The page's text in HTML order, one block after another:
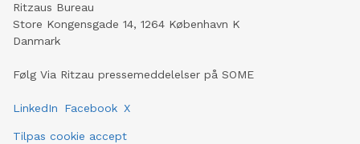
Ritzaus Bureau
Store Kongensgade 14, 1264 København K
Danmark
Følg Via Ritzau pressemeddelelser på SOME
LinkedIn Facebook X
Tilpas cookie accept